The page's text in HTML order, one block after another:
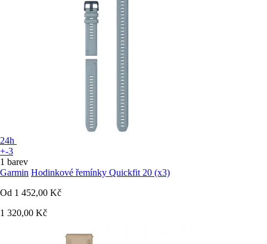
24h
+-3
1 barev
Garmin Hodinkové řemínky Quickfit 20 (x3)
Od 1 452,00 Kč
1 320,00 Kč